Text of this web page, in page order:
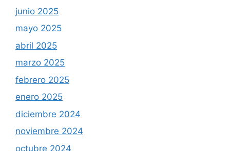
junio 2025
mayo 2025
abril 2025
marzo 2025
febrero 2025
enero 2025
diciembre 2024
noviembre 2024
octubre 2024